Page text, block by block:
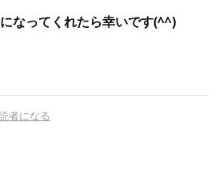
なってくれたら幸いです(^^)
者になる